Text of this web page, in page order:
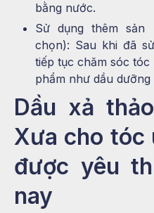
bằng nước.
Sử dụng thêm sản
chọn): Sau khi đã
tiếp tục chăm sóc
phẩm như dầu
Dầu xả
Xưa cho tóc
được yêu
nay